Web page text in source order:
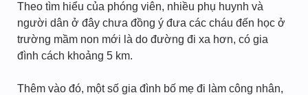
Theo tìm hiểu của phóng viên, nhiều phụ huynh và
người dân ở đây chưa đồng ý đưa các cháu đến học ở
trường mầm non mới là do đường đi xa hơn, có gia
đình cách khoảng 5 km.
Thêm vào đó, một số gia đình bố mẹ đi làm công nhân,